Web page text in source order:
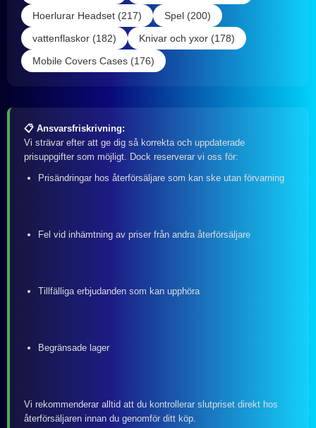
Hoerlurar Headset (217)
Spel (200)
vattenflaskor (182)
Knivar och yxor (178)
Mobile Covers Cases (176)
📋 Ansvarsfriskrivning:
Vi strävar efter att ge dig så korrekta och uppdaterade
prisuppgifter som möjligt. Dock reserverar vi oss för:
Prisändringar hos återförsäljare som kan ske utan förvarning
Fel vid inhämtning av priser från andra återförsäljare
Tillfälliga erbjudanden som kan upphöra
Begränsade lager
Vi rekommenderar alltid att du kontrollerar slutpriset direkt hos
återförsäljaren innan du genomför ditt köp.